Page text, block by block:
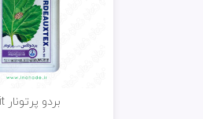
بردو پرتونار 1lit